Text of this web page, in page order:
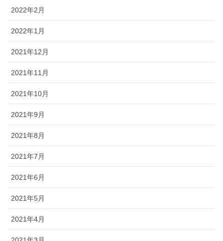
2022年2月
2022年1月
2021年12月
2021年11月
2021年10月
2021年9月
2021年8月
2021年7月
2021年6月
2021年5月
2021年4月